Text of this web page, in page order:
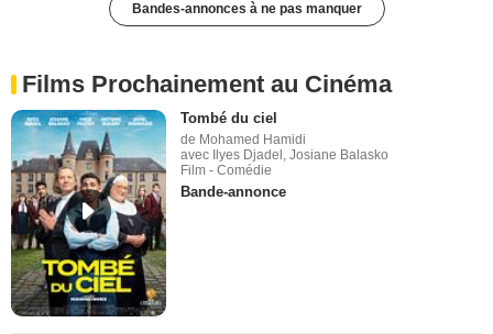
Bandes-annonces à ne pas manquer
Films Prochainement au Cinéma
Tombé du ciel
de Mohamed Hamidi
avec Ilyes Djadel, Josiane Balasko
Film - Comédie
Bande-annonce